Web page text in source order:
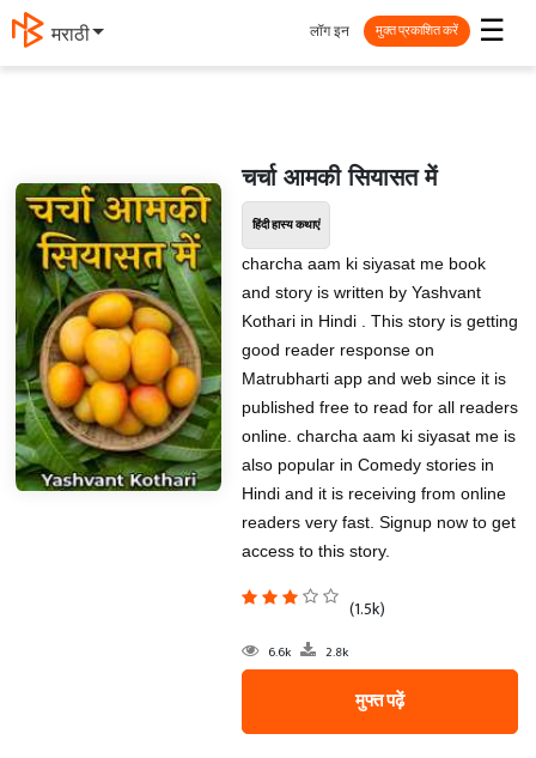
मराठी ☰
लॉग इन मुक्त प्रकाशित करें
चर्चा आमकी सियासत में
हिंदी हास्य कथाएं
charcha aam ki siyasat me book
and story is written by Yashvant
Kothari in Hindi . This story is getting
good reader response on
Matrubharti app and web since it is
published free to read for all readers
online. charcha aam ki siyasat me is
also popular in Comedy stories in
Hindi and it is receiving from online
readers very fast. Signup now to get
access to this story.
(1.5k)
6.6k 2.8k
मुफ्त पढ़ें